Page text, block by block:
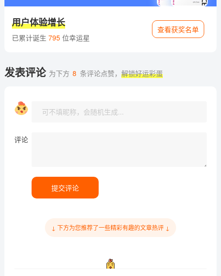
用户体验增长
已累计诞生 795位幸运星
查看获奖名单
发表评论 为下方 8 条评论点赞，解锁好运彩蛋
评论
提交评论
↓ 下方为您推荐了一些精彩有趣的文章热评 ↓